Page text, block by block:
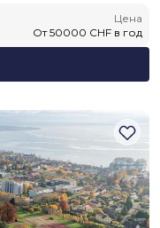
Цена
От 50000 CHF в год